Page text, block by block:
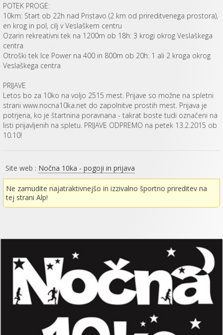
POTEK PROGE:
10km: Start ob 22h nad Pristavo (2 km od prireditvenega prostora),
en krog in pol, cilj v Veslaškem centru
Ozarin rekreativni tek na 1200m ob 18h: 3 krogi okrog Veslaškega
centra
Otroški tek Ice Power na 400 in 800m ob 20h: 1 ali 2 kroga okrog
Veslaškega centra
PRIJAVE
Letos bo za 10ko na voljo 2515 mest. Prijave so možne na spletni
strani www.nocna10ka.net do zapolnitve prostih mest. Prijava je
potrjena, ko je štartnina poravnana - takrat boste tudi označeni na
listi prijavljenih na spletu. PRIJAVE ODPREMO na petek 13.2.2015 ob
10.10!
Site web : Nočna 10ka - pogoji in prijava
Ne zamudite najatraktivnejšo in izzivalno športno prireditev na
tej strani Alp!